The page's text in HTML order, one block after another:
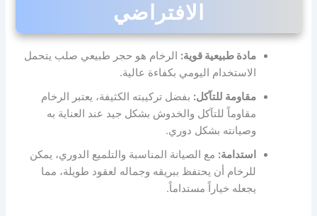
الافتراضي
مادة طبيعية قوية: الرخام هو حجر طبيعي صلب يتحمل
الاستخدام اليومي بكفاءة عالية.
مقاومة للتآكل: بفضل تركيبته الكثيفة، يعتبر الرخام
مقاوماً للتآكل والخدوش بشكل جيد عند العناية به
وصيانته بشكل دوري.
استدامة: مع الصيانة المناسبة والتلميع الدوري، يمكن
للرخام أن يحتفظ ببريقه وجماله لعقود طويلة، مما
يجعله خياراً مستداماً.